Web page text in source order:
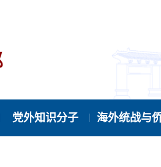
党外知识分子 海外统战与